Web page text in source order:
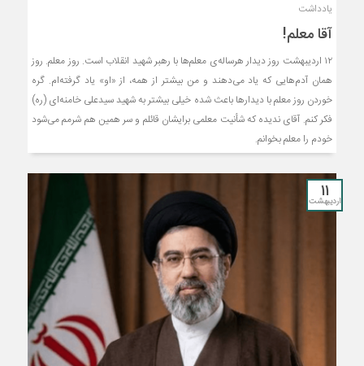
یادداشت
آقا معلم!
۱۲ اردیبهشت روز دیدار هرساله‌ی معلم‌ها با رهبر شهید انقلاب است. روز معلم. روز
همان آدم‌هایی که یاد می‌دهند و من بیشتر از همه، از «او» یاد گرفته‌ام. گره
خوردن روز معلم با دیدارها باعث شده خیلی بیشتر به شهید سیدعلی خامنه‌ای (ره)
فکر کنم. آقای ندیده که شأنیت معلمی برایشان قائلم و سر همین هم شرمم می‌شود
خودم را معلم بخوانم‌.
11
اردیبهشت